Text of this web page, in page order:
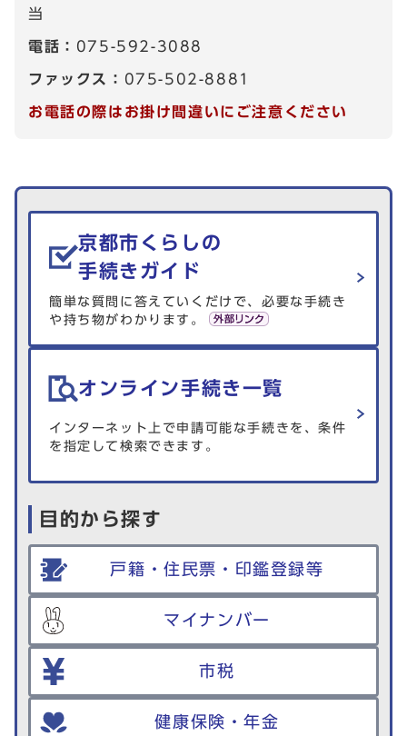
当
電話： 075-592-3088
ファックス： 075-502-8881
お電話の際はお掛け間違いにご注意ください
生活情報を探す
京都市くらしの
手続きガイド
簡単な質問に答えていくだけで、必要な手続き
や持ち物がわかります。
オンライン手続き一覧
インターネット上で申請可能な手続きを、条件
を指定して検索できます。
目的から探す
戸籍・住民票・印鑑登録等
マイナンバー
市税
健康保険・年金